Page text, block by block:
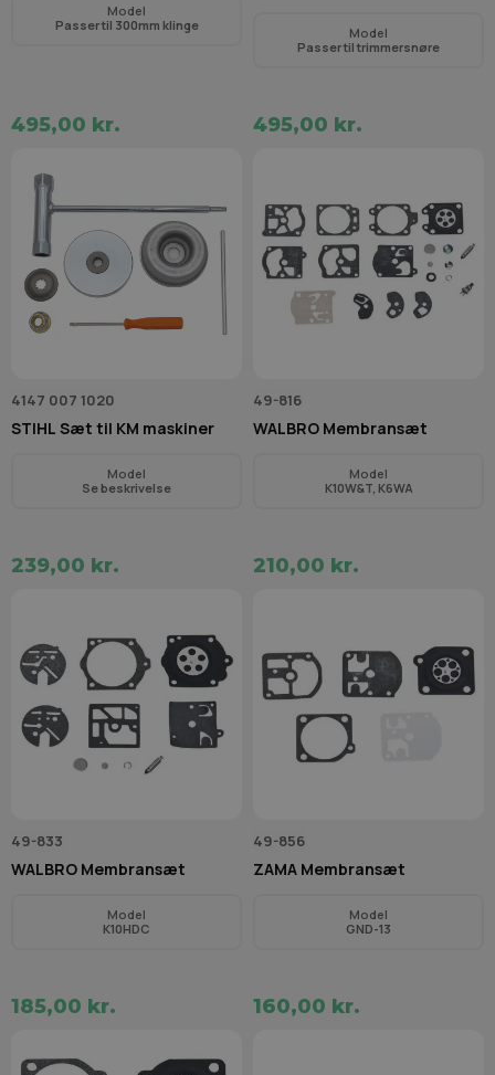
Model
Passer til 300mm klinge
495,00 kr.
Model
Passer til trimmersnøre
495,00 kr.
4147 007 1020
STIHL Sæt til KM maskiner
Model
Se beskrivelse
239,00 kr.
49-816
WALBRO Membransæt
Model
K10W&T, K6WA
210,00 kr.
49-833
WALBRO Membransæt
Model
K10HDC
185,00 kr.
49-856
ZAMA Membransæt
Model
GND-13
160,00 kr.